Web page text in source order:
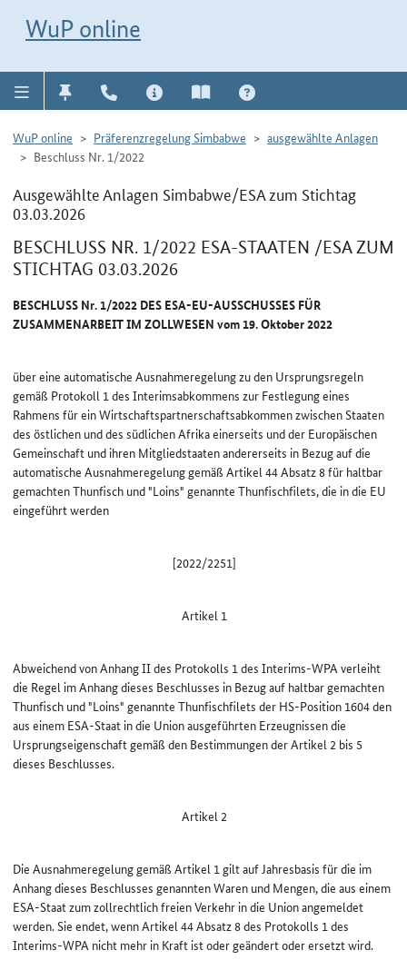
WuP online
WuP online Präferenzregelung Simbabwe
ausgewählte Anlagen
Beschluss Nr. 1/2022
Ausgewählte Anlagen Simbabwe/ESA zum Stichtag
03.03.2026
BESCHLUSS NR. 1/2022 ESA-STAATEN /ESA ZUM
STICHTAG 03.03.2026
BESCHLUSS Nr. 1/2022 DES ESA-EU-AUSSCHUSSES FÜR
ZUSAMMENARBEIT IM ZOLLWESEN vom 19. Oktober 2022
über eine automatische Ausnahmeregelung zu den Ursprungsregeln
gemäß Protokoll 1 des Interimsabkommens zur Festlegung eines
Rahmens für ein Wirtschaftspartnerschaftsabkommen zwischen Staaten
des östlichen und des südlichen Afrika einerseits und der Europäischen
Gemeinschaft und ihren Mitgliedstaaten andererseits in Bezug auf die
automatische Ausnahmeregelung gemäß Artikel 44 Absatz 8 für haltbar
gemachten Thunfisch und "Loins" genannte Thunfischfilets, die in die EU
eingeführt werden
[2022/2251]
Artikel 1
Abweichend von Anhang II des Protokolls 1 des Interims-WPA verleiht
die Regel im Anhang dieses Beschlusses in Bezug auf haltbar gemachten
Thunfisch und "Loins" genannte Thunfischfilets der HS-Position 1604 den
aus einem ESA-Staat in die Union ausgeführten Erzeugnissen die
Ursprungseigenschaft gemäß den Bestimmungen der Artikel 2 bis 5
dieses Beschlusses.
Artikel 2
Die Ausnahmeregelung gemäß Artikel 1 gilt auf Jahresbasis für die im
Anhang dieses Beschlusses genannten Waren und Mengen, die aus einem
ESA-Staat zum zollrechtlich freien Verkehr in die Union angemeldet
werden. Sie endet, wenn Artikel 44 Absatz 8 des Protokolls 1 des
Interims-WPA nicht mehr in Kraft ist oder geändert oder ersetzt wird.